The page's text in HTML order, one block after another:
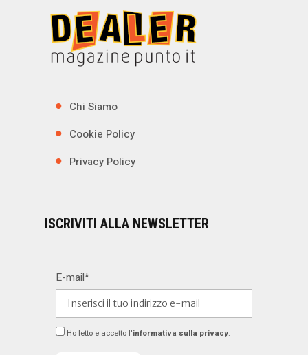
Chi Siamo
Cookie Policy
Privacy Policy
ISCRIVITI ALLA NEWSLETTER
E-mail*
Ho letto e accetto l'informativa sulla privacy.